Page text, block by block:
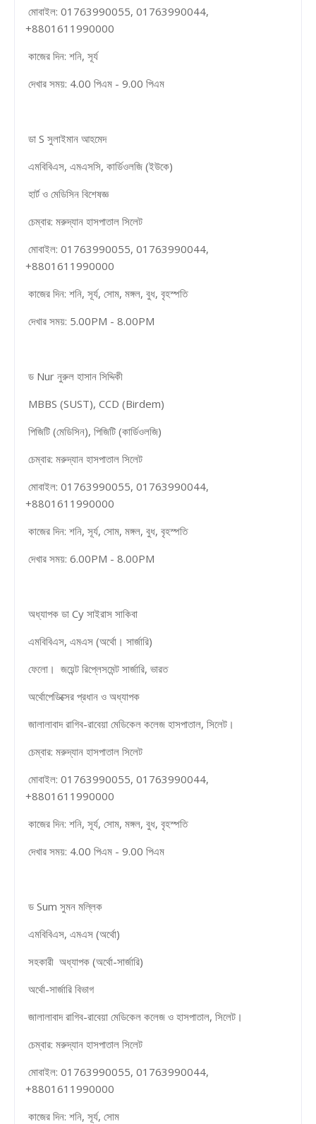
মোবাইল: 01763990055, 01763990044,
+8801611990000
কাজের দিন: শনি, সূর্য
দেখার সময়: 4.00 পিএম - 9.00 পিএম
ডা S সুলাইমান আহমেদ
এমবিবিএস, এমএসসি, কার্ডিওলজি (ইউকে)
হার্ট ও মেডিসিন বিশেষজ্ঞ
চেম্বার: মরুদ্যান হাসপাতাল সিলেট
মোবাইল: 01763990055, 01763990044,
+8801611990000
কাজের দিন: শনি, সূর্য, সোম, মঙ্গল, বুধ, বৃহস্পতি
দেখার সময়: 5.00PM - 8.00PM
ড Nur নুরুল হাসান সিদ্দিকী
MBBS (SUST), CCD (Birdem)
পিজিটি (মেডিসিন), পিজিটি (কার্ডিওলজি)
চেম্বার: মরুদ্যান হাসপাতাল সিলেট
মোবাইল: 01763990055, 01763990044,
+8801611990000
কাজের দিন: শনি, সূর্য, সোম, মঙ্গল, বুধ, বৃহস্পতি
দেখার সময়: 6.00PM - 8.00PM
অধ্যাপক ডা Cy সাইরাস সাকিবা
এমবিবিএস, এমএস (অর্থো। সার্জারি)
ফেলো। জয়েন্ট রিপ্লেসমেন্ট সার্জারি, ভারত
অর্থোপেডিক্সের প্রধান ও অধ্যাপক
জালালাবাদ রাগিব-রাবেয়া মেডিকেল কলেজ হাসপাতাল, সিলেট।
চেম্বার: মরুদ্যান হাসপাতাল সিলেট
মোবাইল: 01763990055, 01763990044,
+8801611990000
কাজের দিন: শনি, সূর্য, সোম, মঙ্গল, বুধ, বৃহস্পতি
দেখার সময়: 4.00 পিএম - 9.00 পিএম
ড Sum সুমন মল্লিক
এমবিবিএস, এমএস (অর্থো)
সহকারী অধ্যাপক (অর্থো-সার্জারি)
অর্থো-সার্জারি বিভাগ
জালালাবাদ রাগিব-রাবেয়া মেডিকেল কলেজ ও হাসপাতাল, সিলেট।
চেম্বার: মরুদ্যান হাসপাতাল সিলেট
মোবাইল: 01763990055, 01763990044,
+8801611990000
কাজের দিন: শনি, সূর্য, সোম